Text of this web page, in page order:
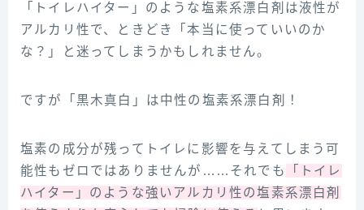
「トイレハイター」のような塩素系漂白剤は液性が
アルカリ性で、ときどき「本当に使っていいのか
な？」と迷ってしまうかもしれません。
ですが「黒木真白」は中性の塩素系漂白剤！
塩素の成分が残ってトイレに影響を与えてしまう可
能性もゼロではありませんが……それでも
「トイレ
ハイター」のような強いアルカリ性の塩素系漂白剤